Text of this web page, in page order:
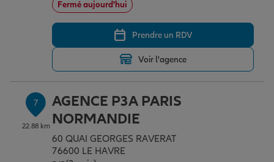
Fermé aujourd'hui
Prendre un RDV
Voir l'agence
7
22.88 km
AGENCE P3A PARIS
NORMANDIE
60 QUAI GEORGES RAVERAT
76600 LE HAVRE